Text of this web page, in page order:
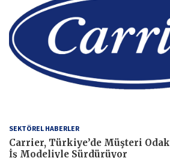
SEKTÖREL HABERLER
Carrier, Türkiye’de Müşteri
İş Modeliyle Sürdürüyor